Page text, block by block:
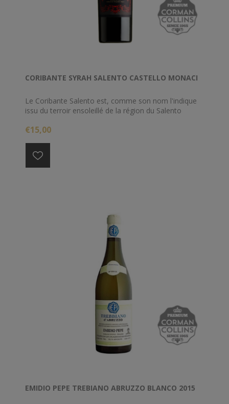
CORIBANTE SYRAH SALENTO CASTELLO MONACI
Le Coribante Salento est, comme son nom l'indique
issu du terroir ensoleillé de la région du Salento
une grande personnalité est issu d'un assemblage
est affiné 12 mois en barrique, ce qui lui confère du
corps et une belle rondeur.
€15,00
EMIDIO PEPE TREBIANO ABRUZZO BLANCO 2015